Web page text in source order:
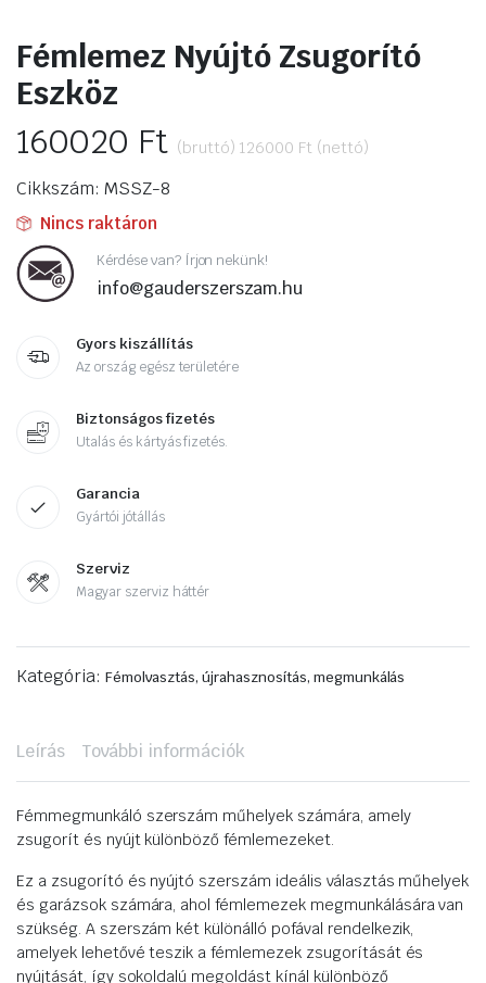
Fémlemez Nyújtó Zsugorító
Eszköz
160020 Ft (bruttó) 126000 Ft (nettó)
Cikkszám: MSSZ-8
Nincs raktáron
Kérdése van? Írjon nekünk!
info@gauderszerszam.hu
Gyors kiszállítás
Az ország egész területére
Biztonságos fizetés
Utalás és kártyás fizetés.
Garancia
Gyártói jótállás
Szerviz
Magyar szerviz háttér
Kategória: Fémolvasztás, újrahasznosítás, megmunkálás
Leírás További információk
Fémmegmunkáló szerszám műhelyek számára, amely
zsugorít és nyújt különböző fémlemezeket.
Ez a zsugorító és nyújtó szerszám ideális választás műhelyek
és garázsok számára, ahol fémlemezek megmunkálására van
szükség. A szerszám két különálló pofával rendelkezik,
amelyek lehetővé teszik a fémlemezek zsugorítását és
nyújtását, így sokoldalú megoldást kínál különböző